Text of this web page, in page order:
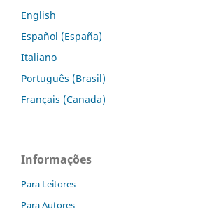
English
Español (España)
Italiano
Português (Brasil)
Français (Canada)
Informações
Para Leitores
Para Autores